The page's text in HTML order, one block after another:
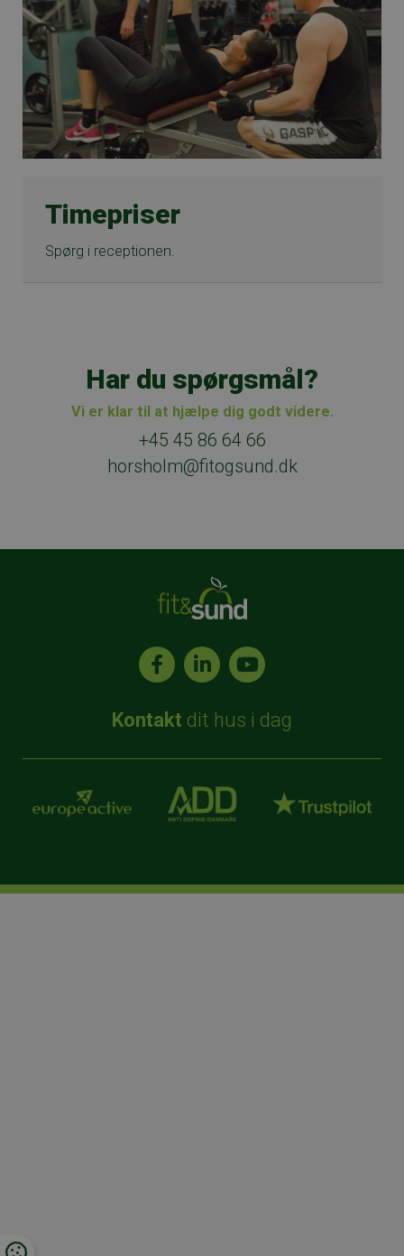
Timepriser
Spørg i receptionen.
Har du spørgsmål?
Vi er klar til at hjælpe dig godt videre.
+45 45 86 64 66
horsholm@fitogsund.dk
Kontakt dit hus i dag